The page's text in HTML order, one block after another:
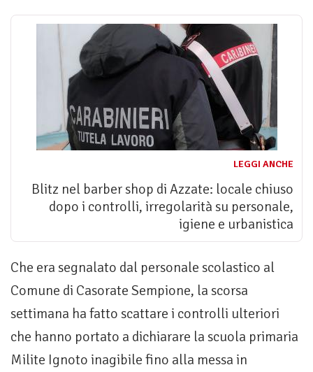
LEGGI ANCHE
Blitz nel barber shop di Azzate: locale chiuso
dopo i controlli, irregolarità su personale,
igiene e urbanistica
Che era segnalato dal personale scolastico al
Comune di Casorate Sempione, la scorsa
settimana ha fatto scattare i controlli ulteriori
che hanno portato a dichiarare la scuola primaria
Milite Ignoto inagibile fino alla messa in